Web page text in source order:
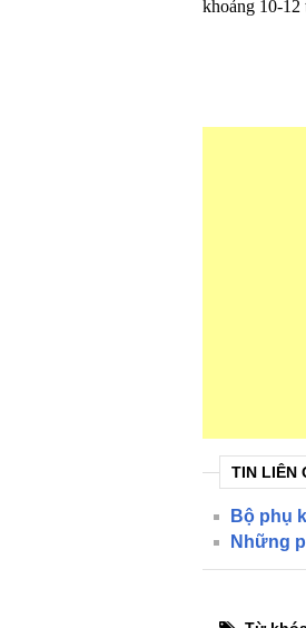
khoảng 10-12
TIN LIÊN
Bộ phụ
Những